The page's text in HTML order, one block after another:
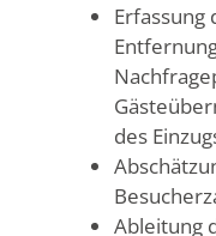
Erfassung
des
Ableitung